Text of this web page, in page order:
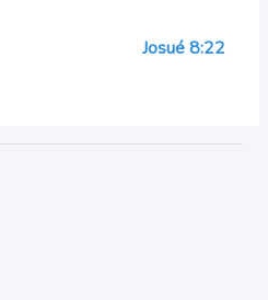
Josué 8:22